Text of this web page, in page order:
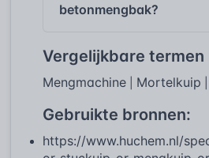
betonmengbak?
Vergelijkbare termen
Mengmachine Mortelkuip
Gebruikte bronnen:
https://www.huchem.nl/